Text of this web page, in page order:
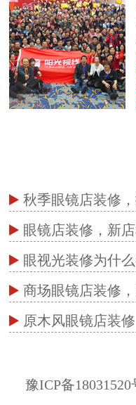
秋季眼镜店装修
眼镜店装修，新
眼视光装修为什
商场眼镜店装修
原木风眼镜店装
豫ICP备18031520